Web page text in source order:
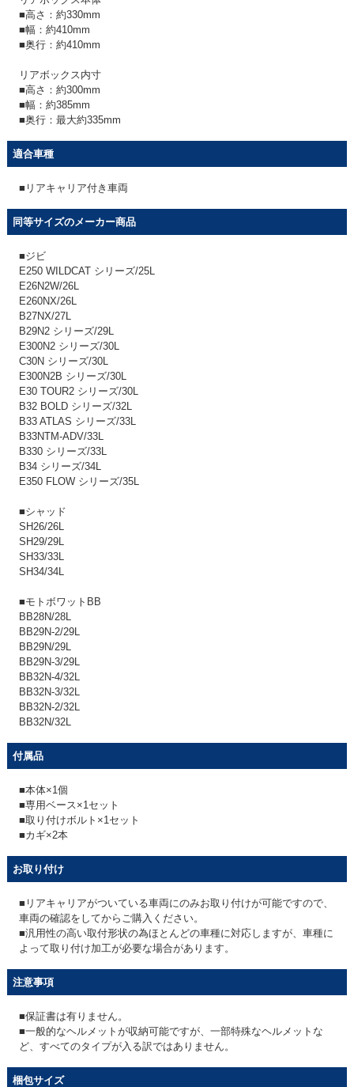
■高さ：約330mm
■幅：約410mm
■奥行：約410mm
リアボックス内寸
■高さ：約300mm
■幅：約385mm
■奥行：最大約335mm
適合車種
■リアキャリア付き車両
同等サイズのメーカー商品
■ジビ
E250 WILDCAT シリーズ/25L
E26N2W/26L
E260NX/26L
B27NX/27L
B29N2 シリーズ/29L
E300N2 シリーズ/30L
C30N シリーズ/30L
E300N2B シリーズ/30L
E30 TOUR2 シリーズ/30L
B32 BOLD シリーズ/32L
B33 ATLAS シリーズ/33L
B33NTM-ADV/33L
B330 シリーズ/33L
B34 シリーズ/34L
E350 FLOW シリーズ/35L
■シャッド
SH26/26L
SH29/29L
SH33/33L
SH34/34L
■モトボワットBB
BB28N/28L
BB29N-2/29L
BB29N/29L
BB29N-3/29L
BB32N-4/32L
BB32N-3/32L
BB32N-2/32L
BB32N/32L
付属品
■本体×1個
■専用ベース×1セット
■取り付けボルト×1セット
■カギ×2本
お取り付け
■リアキャリアがついている車両にのみお取り付けが可能ですので、
車両の確認をしてからご購入ください。
■汎用性の高い取付形状の為ほとんどの車種に対応しますが、車種に
よって取り付け加工が必要な場合があります。
注意事項
■保証書は有りません。
■一般的なヘルメットが収納可能ですが、一部特殊なヘルメットな
ど、すべてのタイプが入る訳ではありません。
梱包サイズ